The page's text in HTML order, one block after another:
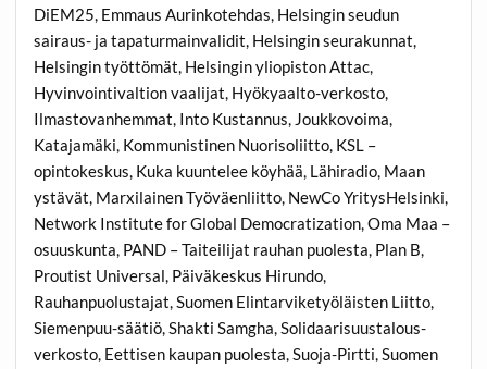
DiEM25, Emmaus Aurinkotehdas, Helsingin seudun
sairaus- ja tapaturmainvalidit, Helsingin seurakunnat,
Helsingin työttömät, Helsingin yliopiston Attac,
Hyvinvointivaltion vaalijat, Hyökyaalto-verkosto,
Ilmastovanhemmat, Into Kustannus, Joukkovoima,
Katajamäki, Kommunistinen Nuorisoliitto, KSL –
opintokeskus, Kuka kuuntelee köyhää, Lähiradio, Maan
ystävät, Marxilainen Työväenliitto, NewCo YritysHelsinki,
Network Institute for Global Democratization, Oma Maa –
osuuskunta, PAND – Taiteilijat rauhan puolesta, Plan B,
Proutist Universal, Päiväkeskus Hirundo,
Rauhanpuolustajat, Suomen Elintarviketyöläisten Liitto,
Siemenpuu-säätiö, Shakti Samgha, Solidaarisuustalous-
verkosto, Eettisen kaupan puolesta, Suoja-Pirtti, Suomen